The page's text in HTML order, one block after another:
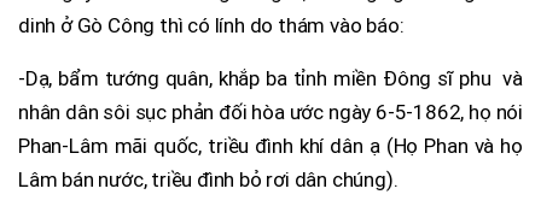
dinh ở Gò Công thì có lính do thám vào báo:
-Dạ, bẩm tướng quân, khắp ba tỉnh miền Đông sĩ phu và
nhân dân sôi sục phản đối hòa ước ngày 6-5-1862, họ nói
Phan-Lâm mãi quốc, triều đình khí dân ạ (Họ Phan và họ
Lâm bán nước, triều đình bỏ rơi dân chúng).